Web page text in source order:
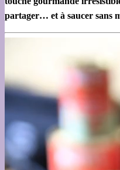
partager… et à saucer sans